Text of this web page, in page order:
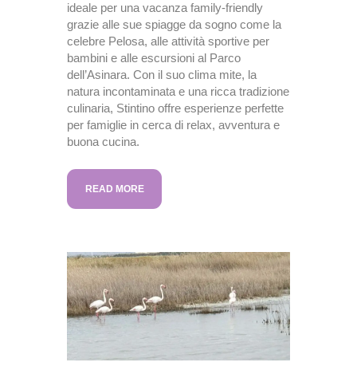
ideale per una vacanza family-friendly
grazie alle sue spiagge da sogno come la
celebre Pelosa, alle attività sportive per
bambini e alle escursioni al Parco
dell’Asinara. Con il suo clima mite, la
natura incontaminata e una ricca tradizione
culinaria, Stintino offre esperienze perfette
per famiglie in cerca di relax, avventura e
buona cucina.
READ MORE